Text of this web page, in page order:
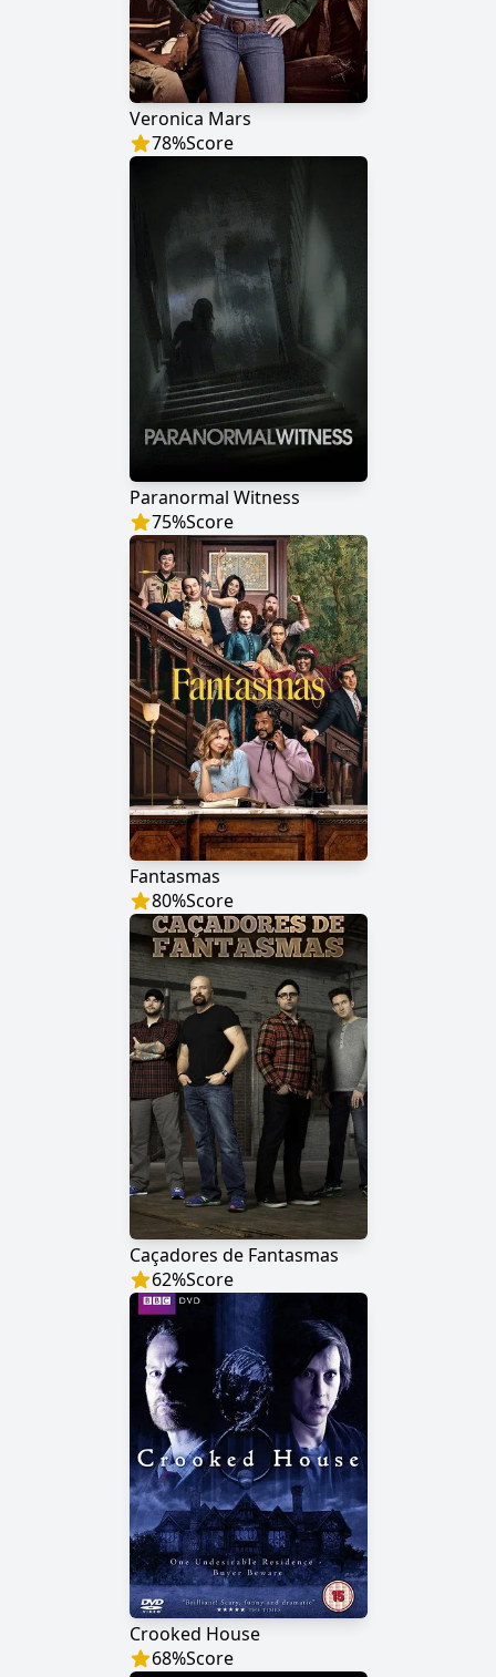
Veronica Mars
78%Score
Paranormal Witness
75%Score
Fantasmas
80%Score
Caçadores de Fantasmas
62%Score
Crooked House
68%Score